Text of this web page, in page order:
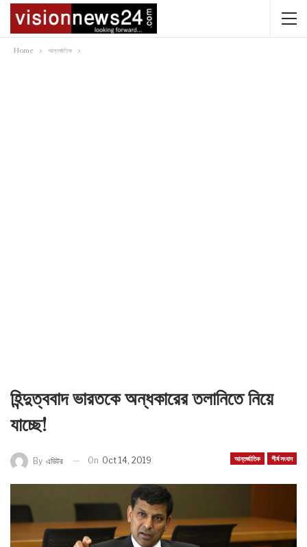
Home আন্তর্জাতিক
হিন্দুত্ববাদ ভারতকে অন্ধকারের তলানিতে নিয়ে
যাচ্ছে!
আন্তর্জাতিক শীর্ষ সংবাদ
By এডিটর On Oct 14, 2019